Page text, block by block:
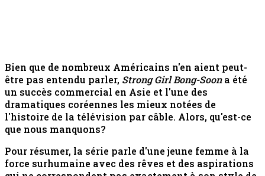
Bien que de nombreux Américains n'en aient peut-
être pas entendu parler, Strong Girl Bong-Soona été
un succès commercial en Asie et l'une des
dramatiques coréennes les mieux notées de
l'histoire de la télévision par câble. Alors, qu'est-ce
que nous manquons?
Pour résumer, la série parle d'une jeune femme à la
force surhumaine avec des rêves et des aspirations